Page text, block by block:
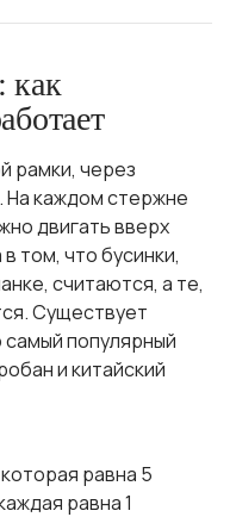
как
рамки, через
каждом стержне
двигать вверх
том, что бусинки,
считаются, а те,
Существует
самый популярный
и китайский
равна 5
равна 1